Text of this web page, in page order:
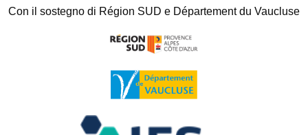
Con il sostegno di Région SUD e Département du Vaucluse